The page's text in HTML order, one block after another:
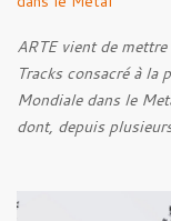
ARTE vient de
Tracks consacré à la
Mondiale dans le
dont, depuis
cette réflexion,